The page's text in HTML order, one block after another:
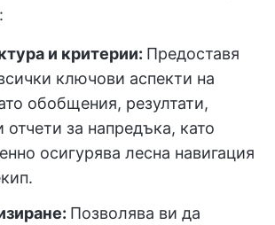
и критерии: Предоставя
ключови аспекти на
обобщения, резултати,
за напредъка, като
осигурява лесна навигация
Позволява ви да